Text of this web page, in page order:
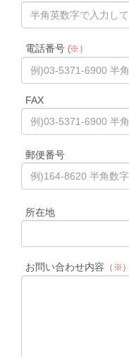
電話番号(※）
FAX
郵便番号
所在地
お問い合わせ内容 （※）